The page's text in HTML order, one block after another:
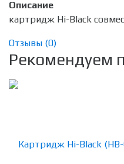
Описание
картридж Hi-Black
Отзывы (0)
Рекомендуем